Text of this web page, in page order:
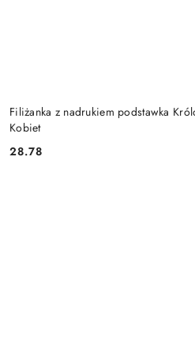
Filiżanka z nadrukiem podstawka
Kobiet
Cena:
28.78